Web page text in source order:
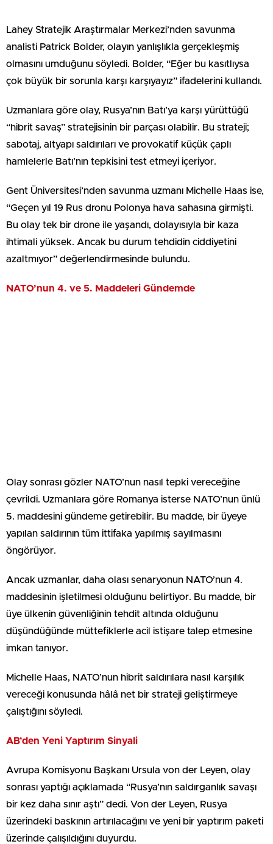
Lahey Stratejik Araştırmalar Merkezi’nden savunma
analisti Patrick Bolder, olayın yanlışlıkla gerçekleşmiş
olmasını umduğunu söyledi. Bolder, “Eğer bu kasıtlıysa
çok büyük bir sorunla karşı karşıyayız” ifadelerini kullandı.
Uzmanlara göre olay, Rusya’nın Batı’ya karşı yürüttüğü
“hibrit savaş” stratejisinin bir parçası olabilir. Bu strateji;
sabotaj, altyapı saldırıları ve provokatif küçük çaplı
hamlelerle Batı’nın tepkisini test etmeyi içeriyor.
Gent Üniversitesi’nden savunma uzmanı Michelle Haas ise,
“Geçen yıl 19 Rus dronu Polonya hava sahasına girmişti.
Bu olay tek bir drone ile yaşandı, dolayısıyla bir kaza
ihtimali yüksek. Ancak bu durum tehdidin ciddiyetini
azaltmıyor” değerlendirmesinde bulundu.
NATO’nun 4. ve 5. Maddeleri Gündemde
Olay sonrası gözler NATO’nun nasıl tepki vereceğine
çevrildi. Uzmanlara göre Romanya isterse NATO’nun ünlü
5. maddesini gündeme getirebilir. Bu madde, bir üyeye
yapılan saldırının tüm ittifaka yapılmış sayılmasını
öngörüyor.
Ancak uzmanlar, daha olası senaryonun NATO’nun 4.
maddesinin işletilmesi olduğunu belirtiyor. Bu madde, bir
üye ülkenin güvenliğinin tehdit altında olduğunu
düşündüğünde müttefiklerle acil istişare talep etmesine
imkan tanıyor.
Michelle Haas, NATO’nun hibrit saldırılara nasıl karşılık
vereceği konusunda hâlâ net bir strateji geliştirmeye
çalıştığını söyledi.
AB’den Yeni Yaptırım Sinyali
Avrupa Komisyonu Başkanı Ursula von der Leyen, olay
sonrası yaptığı açıklamada “Rusya’nın saldırganlık savaşı
bir kez daha sınır aştı” dedi. Von der Leyen, Rusya
üzerindeki baskının artırılacağını ve yeni bir yaptırım paketi
üzerinde çalışıldığını duyurdu.